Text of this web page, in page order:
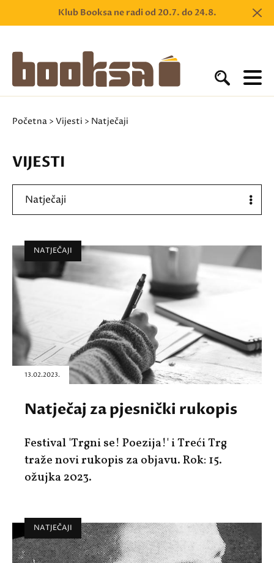
Klub Booksa ne radi od 20.7. do 24.8.
Početna > Vijesti > Natječaji
VIJESTI
Natječaji
NATJEČAJI
13.02.2023.
Natječaj za pjesnički rukopis
Festival 'Trgni se! Poezija!' i Treći Trg
traže novi rukopis za objavu. Rok: 15.
ožujka 2023.
NATJEČAJI